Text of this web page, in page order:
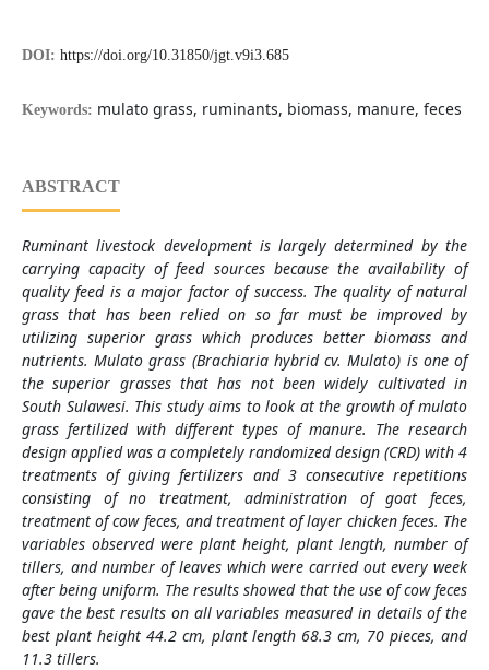
DOI: https://doi.org/10.31850/jgt.v9i3.685
Keywords: mulato grass, ruminants, biomass, manure, feces
ABSTRACT
Ruminant livestock development is largely determined by the
carrying capacity of feed sources because the availability of
quality feed is a major factor of success. The quality of natural
grass that has been relied on so far must be improved by
utilizing superior grass which produces better biomass and
nutrients. Mulato grass (Brachiaria hybrid cv. Mulato) is one of
the superior grasses that has not been widely cultivated in
South Sulawesi. This study aims to look at the growth of mulato
grass fertilized with different types of manure. The research
design applied was a completely randomized design (CRD) with 4
treatments of giving fertilizers and 3 consecutive repetitions
consisting of no treatment, administration of goat feces,
treatment of cow feces, and treatment of layer chicken feces. The
variables observed were plant height, plant length, number of
tillers, and number of leaves which were carried out every week
after being uniform. The results showed that the use of cow feces
gave the best results on all variables measured in details of the
best plant height 44.2 cm, plant length 68.3 cm, 70 pieces, and
11.3 tillers.